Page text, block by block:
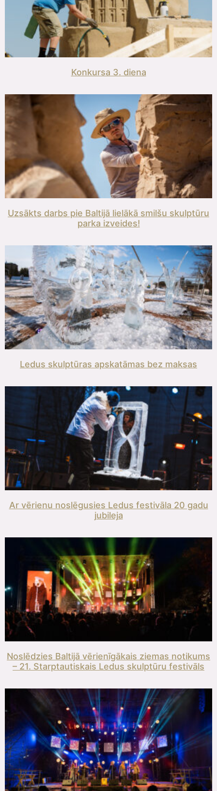
Konkursa 3. diena
Uzsākts darbs pie Baltijā lielākā smilšu skulptūru
parka izveides!
Ledus skulptūras apskatāmas bez maksas
Ar vērienu noslēgusies Ledus festivāla 20 gadu
jubileja
Noslēdzies Baltijā vērienīgākais ziemas notikums
– 21. Starptautiskais Ledus skulptūru festivāls